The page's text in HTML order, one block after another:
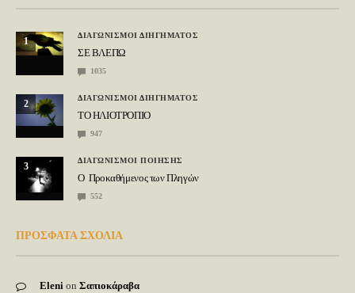
1
ΔΙΑΓΩΝΙΣΜΟΙ ΔΙΗΓΗΜΑΤΟΣ
ΣΕ ΒΛΕΠΩ
1035
2
ΔΙΑΓΩΝΙΣΜΟΙ ΔΙΗΓΗΜΑΤΟΣ
ΤΟ ΗΛΙΟΤΡΟΠΙΟ
947
3
ΔΙΑΓΩΝΙΣΜΟΙ ΠΟΙΗΣΗΣ
Ο Προκαθήμενος των Πληγών
552
ΠΡΟΣΦΑΤΑ ΣΧΟΛΙΑ
Eleni on Σαπιοκάραβα